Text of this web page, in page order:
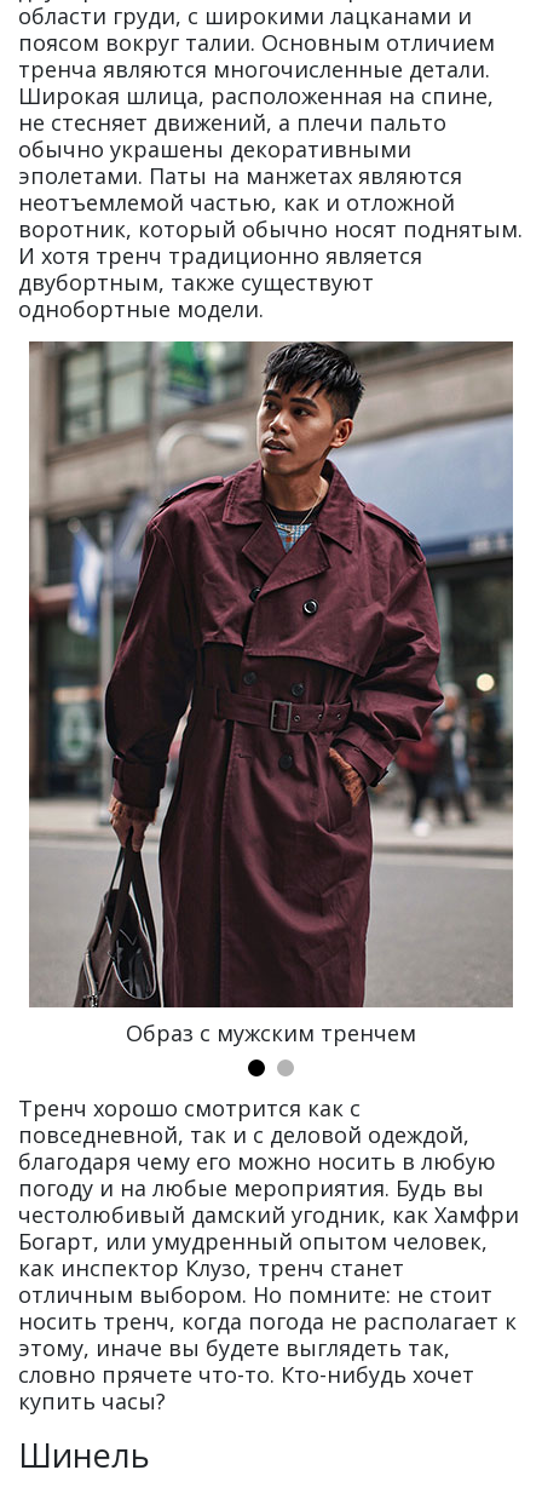
области груди, с широкими лацканами и
поясом вокруг талии. Основным отличием
тренча являются многочисленные детали.
Широкая шлица, расположенная на спине,
не стесняет движений, а плечи пальто
обычно украшены декоративными
эполетами. Паты на манжетах являются
неотъемлемой частью, как и отложной
воротник, который обычно носят поднятым.
И хотя тренч традиционно является
двубортным, также существуют
однобортные модели.
Образ с мужским тренчем
Тренч хорошо смотрится как с
повседневной, так и с деловой одеждой,
благодаря чему его можно носить в любую
погоду и на любые мероприятия. Будь вы
честолюбивый дамский угодник, как Хамфри
Богарт, или умудренный опытом человек,
как инспектор Клузо, тренч станет
отличным выбором. Но помните: не стоит
носить тренч, когда погода не располагает к
этому, иначе вы будете выглядеть так,
словно прячете что-то. Кто-нибудь хочет
купить часы?
Шинель